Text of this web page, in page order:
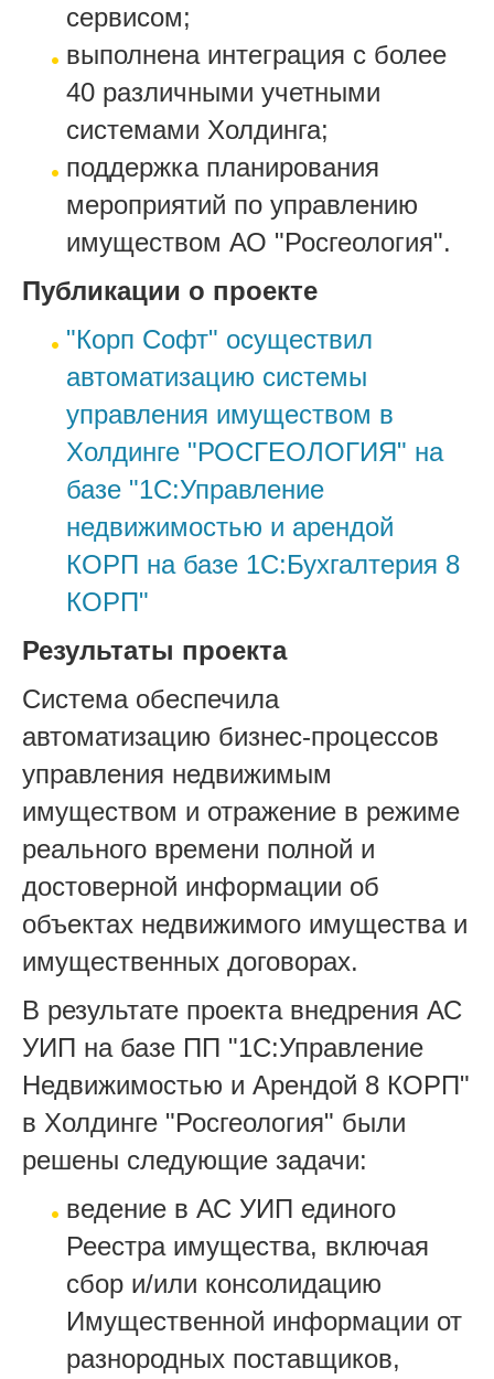
сервисом;
выполнена интеграция с более
40 различными учетными
системами Холдинга;
поддержка планирования
мероприятий по управлению
имуществом АО "Росгеология".
Публикации о проекте
"Корп Софт" осуществил
автоматизацию системы
управления имуществом в
Холдинге "РОСГЕОЛОГИЯ" на
базе "1С:Управление
недвижимостью и арендой
КОРП на базе 1С:Бухгалтерия 8
КОРП"
Результаты проекта
Система обеспечила
автоматизацию бизнес-процессов
управления недвижимым
имуществом и отражение в режиме
реального времени полной и
достоверной информации об
объектах недвижимого имущества и
имущественных договорах.
В результате проекта внедрения АС
УИП на базе ПП "1С:Управление
Недвижимостью и Арендой 8 КОРП"
в Холдинге "Росгеология" были
решены следующие задачи:
ведение в АС УИП единого
Реестра имущества, включая
сбор и/или консолидацию
Имущественной информации от
разнородных поставщиков,